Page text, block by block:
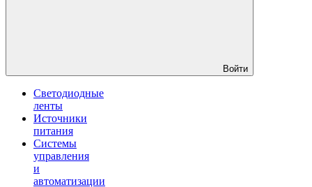
Войти
Светодиодные
ленты
Источники
питания
Системы
управления
и
автоматизации